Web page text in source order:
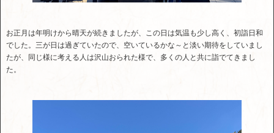
お正月は年明けから晴天が続きましたが、この日は気温も少し高く、初詣日和
でした。三が日は過ぎていたので、空いているかな～と淡い期待をしていまし
たが、同じ様に考える人は沢山おられた様で、多くの人と共に詣でてきまし
た。